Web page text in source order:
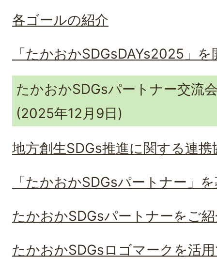
各ゴールの紹介
「たかおかSDGsDAYs2025」
たかおかSDGsパートナー交流
(2025年12月9日)
地方創生SDGs推進に関する連携
「たかおかSDGsパートナー」
たかおかSDGsパートナーをご
たかおかSDGsロゴマークを活